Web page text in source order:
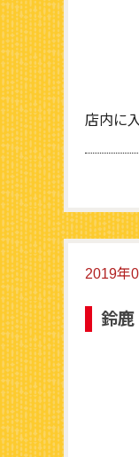
店内に
2019年
鈴鹿